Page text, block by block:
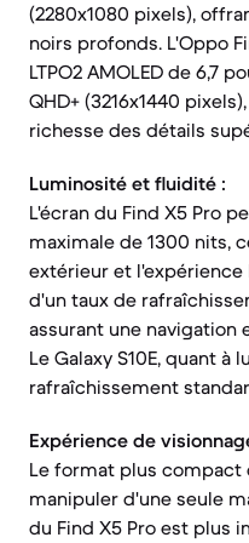
(2280x1080 pixels),
noirs profonds. L'Oppo
LTPO2 AMOLED de 6,7
QHD+ (3216x1440
richesse des détails
Luminosité et fluidité :
L'écran du Find X5 Pro
maximale de 1300 nits,
extérieur et l'expérience
d'un taux de
assurant une
Le Galaxy S10E, quant à
rafraîchissement
Expérience de
Le format plus compact
manipuler d'une seule
du Find X5 Pro est plus